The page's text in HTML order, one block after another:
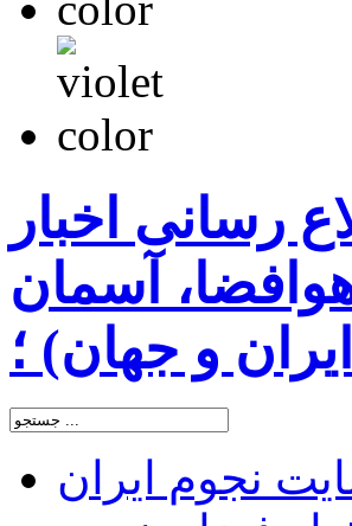
رسانی اخبار
آسمان
و جهان) ؛
نجوم ایران